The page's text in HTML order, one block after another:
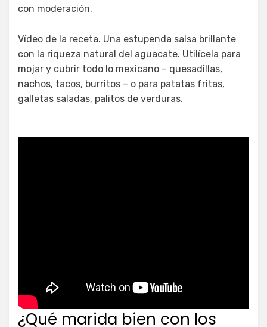
con moderación.
Vídeo de la receta. Una estupenda salsa brillante
con la riqueza natural del aguacate. Utilícela para
mojar y cubrir todo lo mexicano – quesadillas,
nachos, tacos, burritos – o para patatas fritas,
galletas saladas, palitos de verduras.
¿Qué marida bien con los